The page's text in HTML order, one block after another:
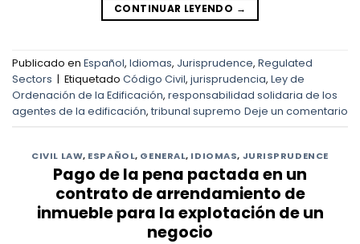
CONTINUAR LEYENDO →
Publicado en Español, Idiomas, Jurisprudence, Regulated
Sectors | Etiquetado Código Civil, jurisprudencia, Ley de
Ordenación de la Edificación, responsabilidad solidaria de los
agentes de la edificación, tribunal supremo Deje un comentario
CIVIL LAW, ESPAÑOL, GENERAL, IDIOMAS, JURISPRUDENCE
Pago de la pena pactada en un
contrato de arrendamiento de
inmueble para la explotación de un
negocio